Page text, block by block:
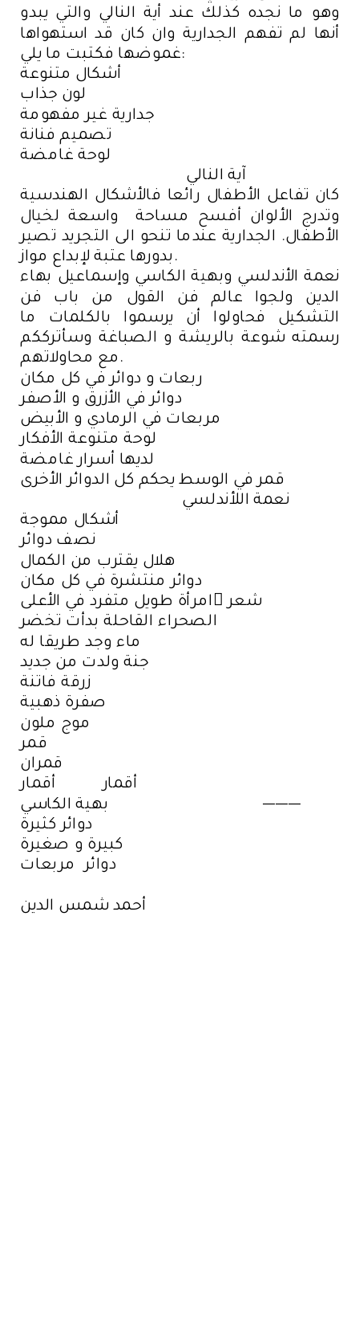
وهو ما نجده كذلك عند أية النالي والتي يبدو
أنها لم تفهم الجدارية وان كان قد استهواها
غموضها فكتبت ما يلي:
أشكال متنوعة
لون جذاب
جدارية غير مفهومة
تصميم فنانة
لوحة غامضة
آية النالي
كان تفاعل الأطفال رائعا فالأشكال الهندسية
وتدرج الألوان أفسح مساحة واسعة لخيال
الأطفال. الجدارية عندما تنحو الى التجريد تصير
بدورها عتبة لإبداع مواز.
نعمة الأندلسي وبهية الكاسي وإسماعيل بهاء
الدين ولجوا عالم فن القول من باب فن
التشكيل فحاولوا أن يرسموا بالكلمات ما
رسمته شوعة بالريشة و الصباغة وسأترككم
مع محاولاتهم.
ربعات و دوائر في كل مكان
دوائر في الأزرق و الأصفر
مربعات في الرمادي و الأبيض
لوحة متنوعة الأفكار
لديها أسرار غامضة
قمر في الوسط يحكم كل الدوائر الأخرى
نعمة اللأندلسي
نصف دوائر
هلال يقترب من الكمال
دوائر منتشرة في كل مكان
شعر َامرأة طويل متفرد في الأعلى
الصحراء القاحلة بدأت تخضر
أقمار أقمار
بهية الكاسي ---------
دوائر كثيرة
كبيرة و صغيرة
دوائر مربعات
أحمد شمس الدين